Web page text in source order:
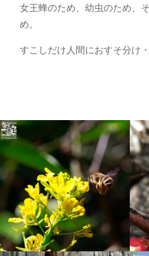
女王蜂のため、幼虫のため、
め。
すこしだけ人間におすそ分け・